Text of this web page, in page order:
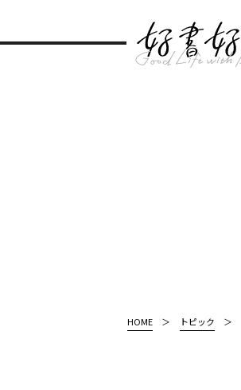
HOME トピック